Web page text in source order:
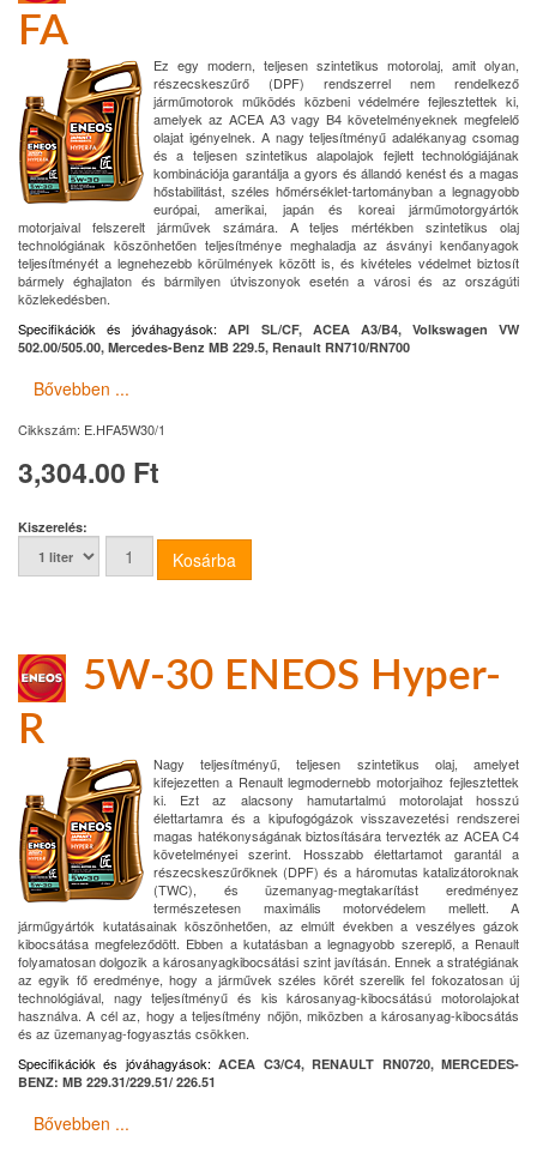
FA
Ez egy modern, teljesen szintetikus motorolaj, amit olyan,
részecskeszűrő (DPF) rendszerrel nem rendelkező
járműmotorok működés közbeni védelmére fejlesztettek ki,
amelyek az ACEA A3 vagy B4 követelményeknek megfelelő
olajat igényelnek. A nagy teljesítményű adalékanyag csomag
és a teljesen szintetikus alapolajok fejlett technológiájának
kombinációja garantálja a gyors és állandó kenést és a magas
hőstabilitást, széles hőmérséklet-tartományban a legnagyobb
európai, amerikai, japán és koreai járműmotorgyártók
motorjaival felszerelt járművek számára. A teljes mértékben szintetikus olaj
technológiának köszönhetően teljesítménye meghaladja az ásványi kenőanyagok
teljesítményét a legnehezebb körülmények között is, és kivételes védelmet biztosít
bármely éghajlaton és bármilyen útviszonyok esetén a városi és az országúti
közlekedésben.
Specifikációk és jóváhagyások:API SL/CF, ACEA A3/B4, Volkswagen VW
502.00/505.00, Mercedes-Benz MB 229.5, Renault RN710/RN700
Bővebben ...
Cikkszám: E.HFA5W30/1
3,304.00 Ft
Kiszerelés:
5W-30 ENEOS Hyper-
R
Nagy teljesítményű, teljesen szintetikus olaj, amelyet
kifejezetten a Renault legmodernebb motorjaihoz fejlesztettek
ki. Ezt az alacsony hamutartalmú motorolajat hosszú
élettartamra és a kipufogógázok visszavezetési rendszerei
magas hatékonyságának biztosítására tervezték az ACEA C4
követelményei szerint. Hosszabb élettartamot garantál a
részecskeszűrőknek (DPF) és a háromutas katalizátoroknak
(TWC), és üzemanyag-megtakarítást eredményez
természetesen maximális motorvédelem mellett. A
járműgyártók kutatásainak köszönhetően, az elmúlt években a veszélyes gázok
kibocsátása megfeleződött. Ebben a kutatásban a legnagyobb szereplő, a Renault
folyamatosan dolgozik a károsanyagkibocsátási szint javításán. Ennek a stratégiának
az egyik fő eredménye, hogy a járművek széles körét szerelik fel fokozatosan új
technológiával, nagy teljesítményű és kis károsanyag-kibocsátású motorolajokat
használva. A cél az, hogy a teljesítmény nőjön, miközben a károsanyag-kibocsátás
és az üzemanyag-fogyasztás csökken.
Specifikációk és jóváhagyások: ACEA C3/C4, RENAULT RN0720, MERCEDES-
BENZ: MB 229.31/229.51/ 226.51
Bővebben ...